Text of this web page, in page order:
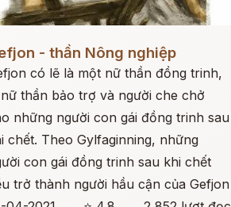
- thần Nông nghiệp
có lẽ là một nữ thần đồng trinh,
thần bảo trợ và người che chở
những người con gái đồng trinh sau
chết. Theo Gylfaginning, những
con gái đồng trinh sau khi chết
trở thành người hầu cận của Gefjon